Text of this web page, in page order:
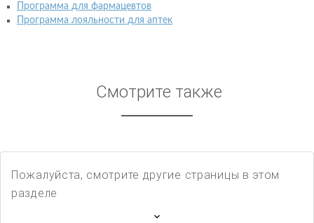
Программа для фармацевтов
Программа лояльности для аптек
Смотрите также
Пожалуйста, смотрите другие страницы в этом
разделе